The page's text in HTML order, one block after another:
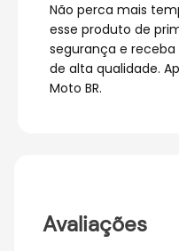
Não perca mais
esse produto de
segurança e
de alta qualidade.
Moto BR.
Avaliações